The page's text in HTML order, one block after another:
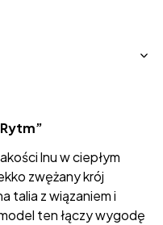
lnu w ciepłym
zwężany krój
talia z wiązaniem i
ten łączy wygodę